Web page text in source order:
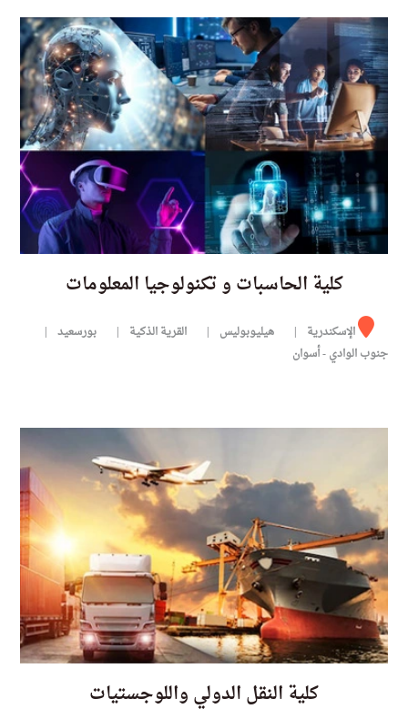
كلية الحاسبات و تكنولوجيا المعلومات
الإسكندرية هيليوبوليس القرية الذكية
بورسعيد
جنوب الوادي - أسوان
كلية النقل الدولي واللوجستيات